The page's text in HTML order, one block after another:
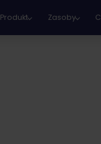
Produkt Zasoby